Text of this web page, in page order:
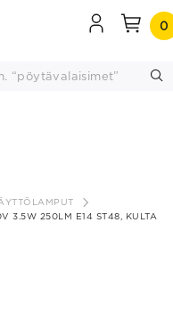
0
3.5W 250LM E14 ST48, KULTA